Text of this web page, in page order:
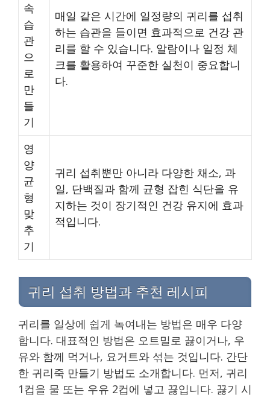
속
습
관
으
로
만
들
기
매일 같은 시간에 일정량의 귀리를 섭취
하는 습관을 들이면 효과적으로 건강 관
리를 할 수 있습니다. 알람이나 일정 체
크를 활용하여 꾸준한 실천이 중요합니
다.
영
양
균
형
맞
추
기
귀리 섭취뿐만 아니라 다양한 채소, 과
일, 단백질과 함께 균형 잡힌 식단을 유
지하는 것이 장기적인 건강 유지에 효과
적입니다.
귀리 섭취 방법과 추천 레시피
귀리를 일상에 쉽게 녹여내는 방법은 매우 다양
합니다. 대표적인 방법은 오트밀로 끓이거나, 우
유와 함께 먹거나, 요거트와 섞는 것입니다. 간단
한 귀리죽 만들기 방법도 소개합니다. 먼저, 귀리
1컵을 물 또는 우유 2컵에 넣고 끓입니다. 끓기 시